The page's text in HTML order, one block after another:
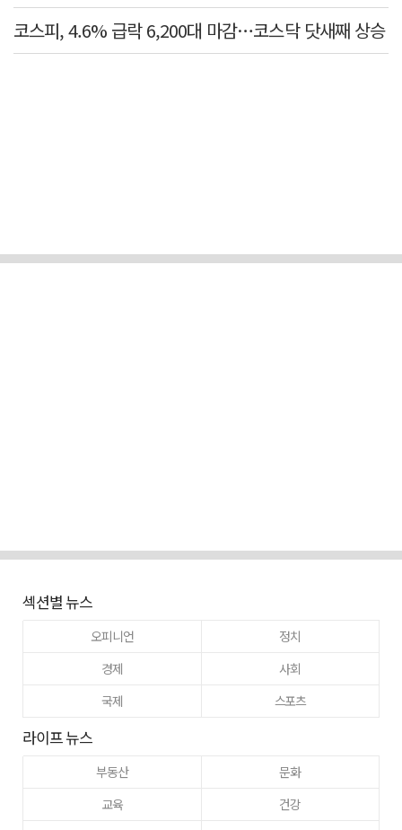
코스피, 4.6% 급락 6,200대 마감…코스닥 닷새째 상승
섹션별 뉴스
오피니언
정치
경제
사회
국제
스포츠
라이프 뉴스
부동산
문화
교육
건강